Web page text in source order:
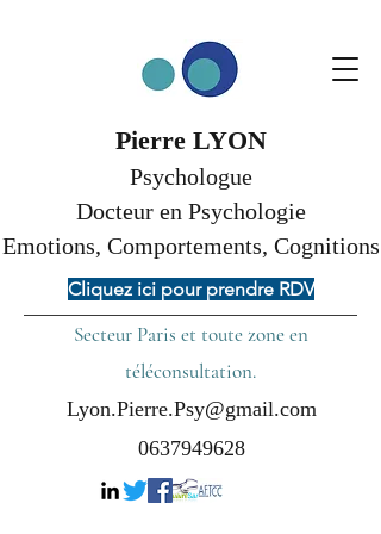
Pierre LYON
Psychologue
Docteur en Psychologie
Emotions, Comportements, Cognitions
Lyon.Pierre.Psy@gmail.com
0637949628
Secteur Paris et toute zone en
téléconsultation.
Cliquez ici pour prendre RDV